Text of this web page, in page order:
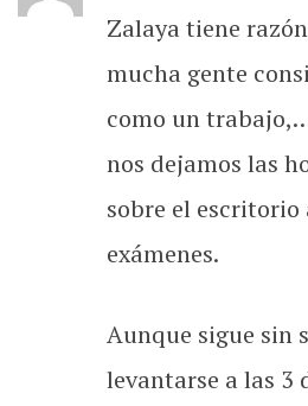
Zalaya tiene
mucha gente
como un
nos dejamos las
sobre el escritorio
exámenes.
Aunque sigue sin
levantarse a las 3